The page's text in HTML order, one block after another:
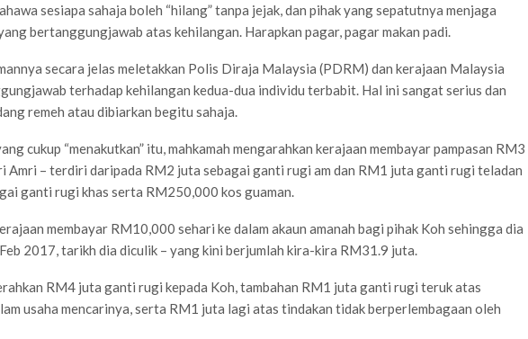
sesiapa sahaja boleh “hilang” tanpa jejak, dan pihak yang sepatutnya menjaga
bertanggungjawab atas kehilangan. Harapkan pagar, pagar makan padi.
secara jelas meletakkan Polis Diraja Malaysia (PDRM) dan kerajaan Malaysia
terhadap kehilangan kedua-dua individu terbabit. Hal ini sangat serius dan
remeh atau dibiarkan begitu sahaja.
cukup “menakutkan” itu, mahkamah mengarahkan kerajaan membayar pampasan RM3
Amri – terdiri daripada RM2 juta sebagai ganti rugi am dan RM1 juta ganti rugi teladan
ganti rugi khas serta RM250,000 kos guaman.
membayar RM10,000 sehari ke dalam akaun amanah bagi pihak Koh sehingga dia
2017, tarikh dia diculik – yang kini berjumlah kira-kira RM31.9 juta.
RM4 juta ganti rugi kepada Koh, tambahan RM1 juta ganti rugi teruk atas
usaha mencarinya, serta RM1 juta lagi atas tindakan tidak berperlembagaan oleh